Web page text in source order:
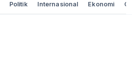
Politik Internasional Ekonomi